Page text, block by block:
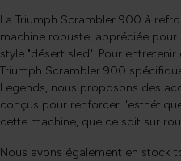
La Triumph Scrambler 900 à
machine robuste, appréciée
style "désert sled". Pour
Triumph Scrambler 900
Legends, nous proposons des
conçus pour renforcer
cette machine, que ce soit sur
Nous avons également en stock